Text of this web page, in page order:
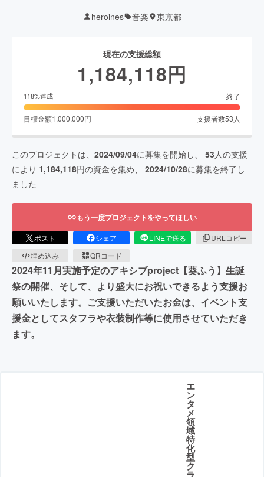
heroines 音楽 東京都
現在の支援総額
1,184,118円
118%達成 終了
目標金額1,000,000円 支援者数53 人
このプロジェクトは、 2024/09/04に募集を開始し、 53 人の支援
により 1,184,118円の資金を集め、 2024/10/28に募集を終了し
ました
もう一度プロジェクトをやってほしい
ポスト シェア LINEで送る
URLコピー
埋め込み
QRコード
2024年11月実施予定のアキシブproject【葵ふう】生誕
祭の開催、そして、より盛大にお祝いできるよう支援お
願いいたします。ご支援いただいたお金は、イベント支
援金としてスタフラや衣装制作等に使用させていただき
ます。
エ
ン
タ
メ
領
域
特
化
型
ク